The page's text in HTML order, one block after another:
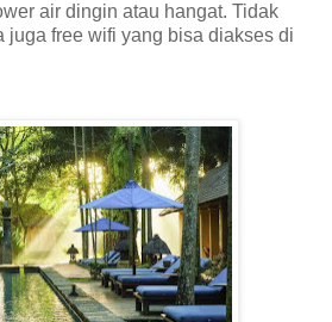
air dingin atau hangat. Tidak
juga free wifi yang bisa diakses di